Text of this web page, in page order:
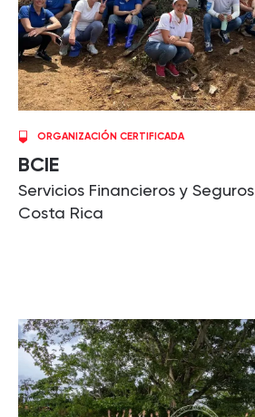
ORGANIZACIÓN CERTIFICADA
BCIE
Servicios Financieros y Seguros
Costa Rica